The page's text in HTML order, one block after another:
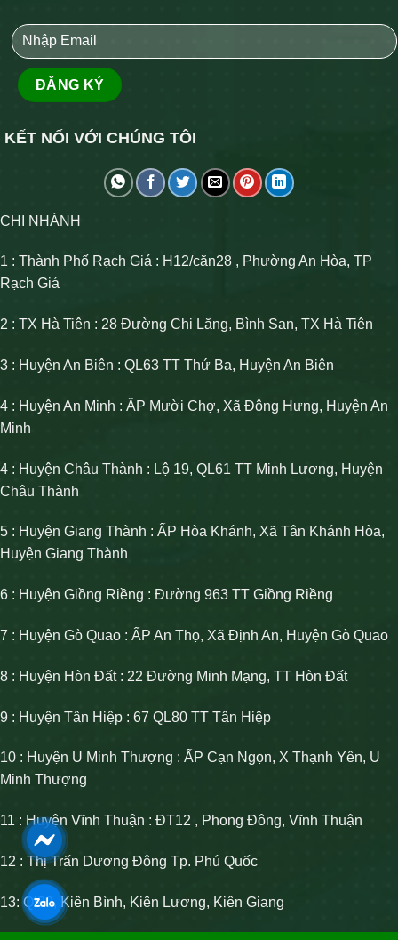
KẾT NỐI VỚI CHÚNG TÔI
CHI NHÁNH
1 : Thành Phố Rạch Giá : H12/căn28 , Phường An Hòa, TP
Rạch Giá
2 : TX Hà Tiên : 28 Đường Chi Lăng, Bình San, TX Hà Tiên
3 : Huyện An Biên : QL63 TT Thứ Ba, Huyện An Biên
4 : Huyện An Minh : ẤP Mười Chợ, Xã Đông Hưng, Huyện An
Minh
4 : Huyện Châu Thành : Lộ 19, QL61 TT Minh Lương, Huyện
Châu Thành
5 : Huyện Giang Thành : ẤP Hòa Khánh, Xã Tân Khánh Hòa,
Huyện Giang Thành
6 : Huyện Giồng Riềng : Đường 963 TT Giồng Riềng
7 : Huyện Gò Quao : ẤP An Thọ, Xã Định An, Huyện Gò Quao
8 : Huyện Hòn Đất : 22 Đường Minh Mạng, TT Hòn Đất
9 : Huyện Tân Hiệp : 67 QL80 TT Tân Hiệp
10 : Huyện U Minh Thượng : ẤP Cạn Ngọn, X Thạnh Yên, U
Minh Thượng
11 : Huyện Vĩnh Thuận : ĐT12 , Phong Đông, Vĩnh Thuận
12 : Thị Trấn Dương Đông Tp. Phú Quốc
13: Ql80, Kiên Bình, Kiên Lương, Kiên Giang